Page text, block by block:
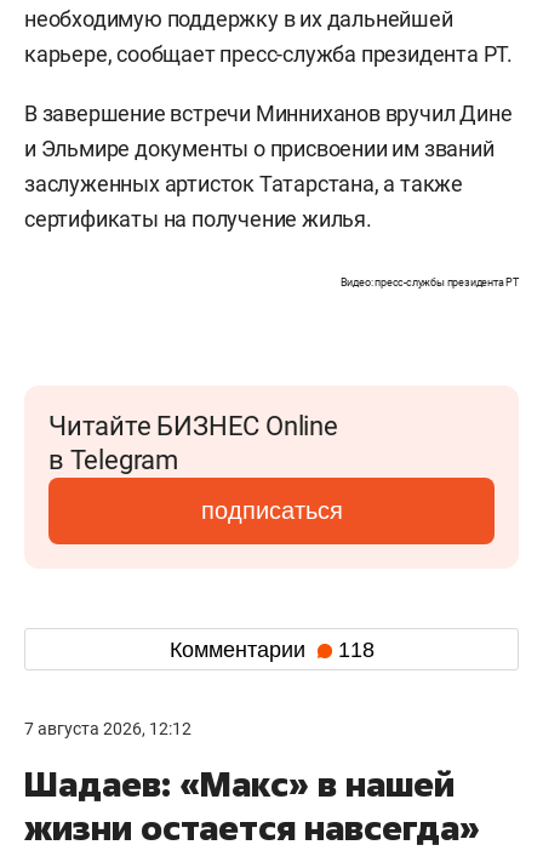
необходимую поддержку в их дальнейшей
карьере, сообщает пресс-служба президента РТ.
В завершение встречи Минниханов вручил Дине
и Эльмире документы о присвоении им званий
заслуженных артисток Татарстана, а также
сертификаты на получение жилья.
Видео: пресс-службы президента РТ
Читайте БИЗНЕС Online
в Telegram
подписаться
Комментарии 118
7 августа 2026, 12:12
Шадаев: «Макс» в нашей
жизни остается навсегда»